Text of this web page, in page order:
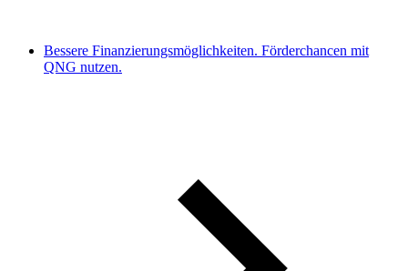
Bessere Finanzierungsmöglichkeiten. Förderchancen mit
QNG nutzen.